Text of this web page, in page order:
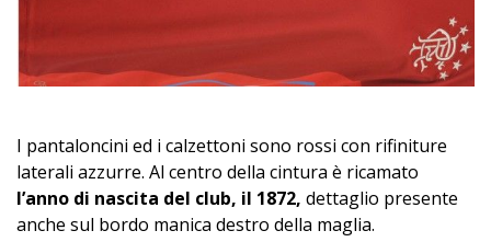
I pantaloncini ed i calzettoni sono rossi con rifiniture
laterali azzurre. Al centro della cintura è ricamato
l’anno di nascita del club, il 1872, dettaglio presente
anche sul bordo manica destro della maglia.